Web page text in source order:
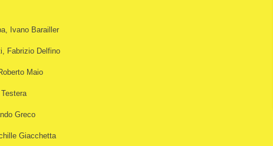
Ivano Barailler
Fabrizio Delfino
Maio
Greco
Giacchetta